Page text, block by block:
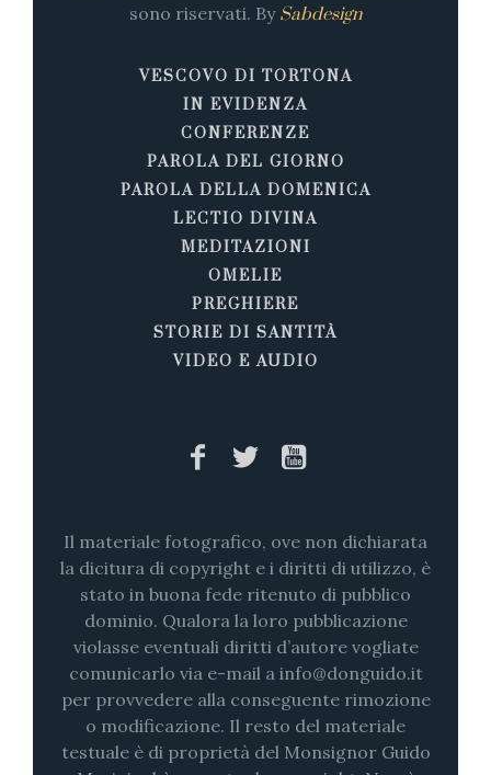
sono riservati. By Sabdesign
VESCOVO DI TORTONA
IN EVIDENZA
CONFERENZE
PAROLA DEL GIORNO
PAROLA DELLA DOMENICA
LECTIO DIVINA
MEDITAZIONI
OMELIE
PREGHIERE
STORIE DI SANTITÀ
VIDEO E AUDIO
Il materiale fotografico, ove non dichiarata
la dicitura di copyright e i diritti di utilizzo, è
stato in buona fede ritenuto di pubblico
dominio. Qualora la loro pubblicazione
violasse eventuali diritti d’autore vogliate
comunicarlo via e-mail a info@donguido.it
per provvedere alla conseguente rimozione
o modificazione. Il resto del materiale
testuale è di proprietà del Monsignor Guido